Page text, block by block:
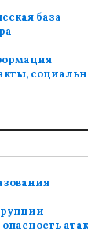
база
опасность